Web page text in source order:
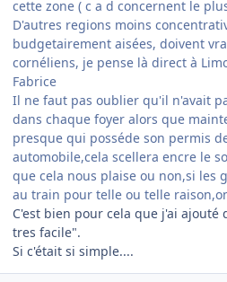
cette zone ( c a d concernent le
D'autres regions moins
budgetairement aisées, doivent
cornéliens, je pense là direct à
Fabrice
Il ne faut pas oublier qu'il n'avait
dans chaque foyer alors que
presque qui posséde son permis
automobile,cela scellera encre le
que cela nous plaise ou non,si les
au train pour telle ou telle
C'est bien pour cela que j'ai ajouté
tres facile".
Si c'était si simple....